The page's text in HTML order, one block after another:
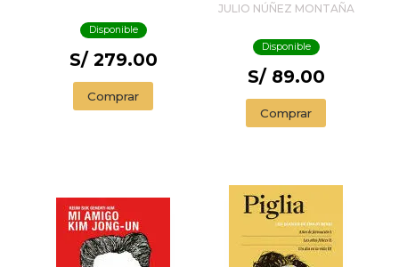
Disponible
S/ 279.00
Comprar
JULIO NÚÑEZ MONTAÑA
Disponible
S/ 89.00
Comprar